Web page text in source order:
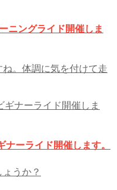
ニングライド開催しま
。体調に気を付けて走
ーライド開催します。
うか？